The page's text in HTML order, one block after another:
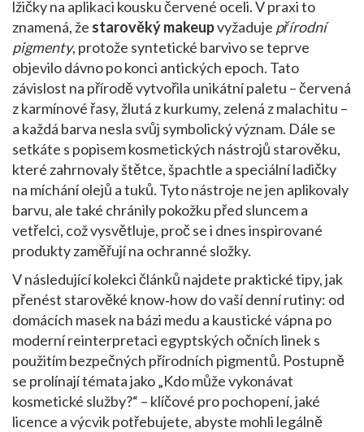
lžičky na aplikaci kousku červené oceli. V praxi to
znamená, že starověký makeupvyžaduje přírodní
pigmenty, protože syntetické barvivo se teprve
objevilo dávno po konci antických epoch. Tato
závislost na přírodě vytvořila unikátní paletu – červená
z karmínové řasy, žlutá z kurkumy, zelená z malachitu –
a každá barva nesla svůj symbolický význam. Dále se
setkáte s popisemkosmetických nástrojů starověku,
které zahrnovaly štětce, špachtle a speciální ladičky
na míchání olejů a tuků. Tyto nástroje ne jen aplikovaly
barvu, ale také chránily pokožku před sluncem a
vetřelci, což vysvětluje, proč se i dnes inspirované
produkty zaměřují na ochranné složky.
V následující kolekci článků najdete praktické tipy, jak
přenést starověké know‑how do vaší denní rutiny: od
domácích masek na bázi medu a kaustické vápna po
moderní reinterpretaci egyptských očních linek s
použitím bezpečných přírodních pigmentů. Postupně
se prolínají témata jako „Kdo může vykonávat
kosmetické služby?“ – klíčové pro pochopení, jaké
licence a výcvik potřebujete, abyste mohli legálně